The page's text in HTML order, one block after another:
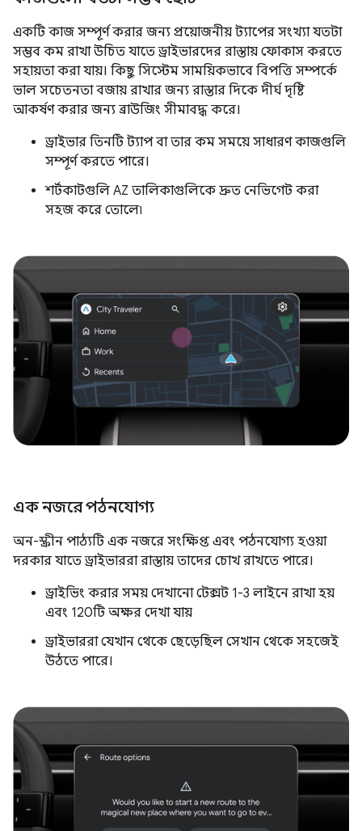
একটি কাজ সম্পূর্ণ করার জন্য প্রয়োজনীয় ট্যাপের সংখ্যা যতটা
সম্ভব কম রাখা উচিত যাতে ড্রাইভারদের রাস্তায় ফোকাস করতে
সহায়তা করা যায়। কিছু সিস্টেম সাময়িকভাবে বিপত্তি সম্পর্কে
ভাল সচেতনতা বজায় রাখার জন্য রাস্তার দিকে দীর্ঘ দৃষ্টি
আকর্ষণ করার জন্য ব্রাউজিং সীমাবদ্ধ করে।
ড্রাইভার তিনটি ট্যাপ বা তার কম সময়ে সাধারণ কাজগুলি
সম্পূর্ণ করতে পারে।
শর্টকাটগুলি AZ তালিকাগুলিকে দ্রুত নেভিগেট করা
সহজ করে তোলে৷
এক নজরে পঠনযোগ্য
অন-স্ক্রীন পাঠ্যটি এক নজরে সংক্ষিপ্ত এবং পঠনযোগ্য হওয়া
দরকার যাতে ড্রাইভাররা রাস্তায় তাদের চোখ রাখতে পারে।
ড্রাইভিং করার সময় দেখানো টেক্সট 1-3 লাইনে রাখা হয়
এবং 120টি অক্ষর দেখা যায়
ড্রাইভাররা যেখান থেকে ছেড়েছিল সেখান থেকে সহজেই
উঠতে পারে।